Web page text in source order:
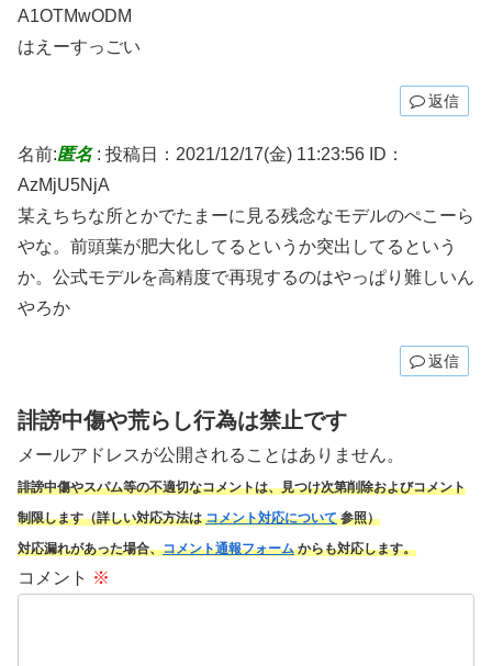
A1OTMwODM
はえーすっごい
返信
名前:匿名: 投稿日：2021/12/17(金) 11:23:56 ID：
AzMjU5NjA
某えちちな所とかでたまーに見る残念なモデルのぺこーら
やな。前頭葉が肥大化してるというか突出してるという
か。公式モデルを高精度で再現するのはやっぱり難しいん
やろか
返信
誹謗中傷や荒らし行為は禁止です
メールアドレスが公開されることはありません。
誹謗中傷やスパム等の不適切なコメントは、見つけ次第削除およびコメント
制限します（詳しい対応方法はコメント対応について参照）
対応漏れがあった場合、コメント通報フォームからも対応します。
コメント ※